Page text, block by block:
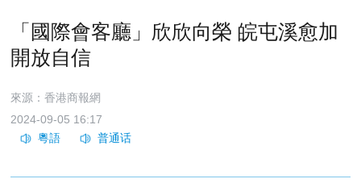
「國際會客廳」欣欣向榮 皖屯溪愈加
開放自信
來源：香港商報網
2024-09-05 16:17